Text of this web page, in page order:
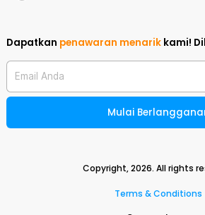
Dapatkan penawaran menarik kami!
Email Anda
Mulai
Copyright,2026. All rights
Terms & Conditions